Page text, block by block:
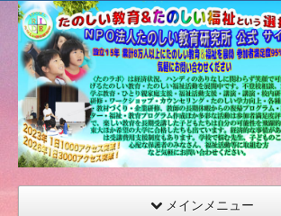
たの
しい
教育
研究
所
（沖
縄）
公式
メインメニュー